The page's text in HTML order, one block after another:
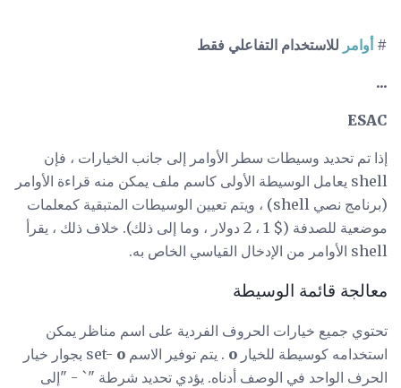
#أوامر للاستخدام التفاعلي فقط
...
ESAC
إذا تم تحديد وسيطات سطر الأوامر إلى جانب الخيارات ، فإن
shell يعامل الوسيطة الأولى كاسم ملف يمكن منه قراءة الأوامر
(برنامج نصي shell) ، ويتم تعيين الوسيطات المتبقية كمعلمات
موضعية للصدفة ($ 1 ، 2 دولار ، وما إلى ذلك). خلاف ذلك ، يقرأ
shell الأوامر من الإدخال القياسي الخاص به.
معالجة قائمة الوسيطة
تحتوي جميع خيارات الحروف الفردية على اسم مناظر يمكن
استخدامه كوسيطة للخيار o . يتم توفير الاسم set- o
بجوار خيار
الحرف الواحد في الوصف أدناه. يؤدي تحديد شرطة "` - "إلى